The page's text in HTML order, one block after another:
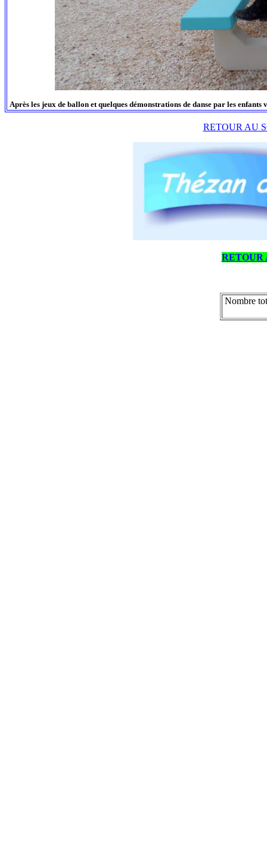
Après les jeux de ballon et quelques démonstrations de danse par les
RETOUR AU
RETOUR
Nombre